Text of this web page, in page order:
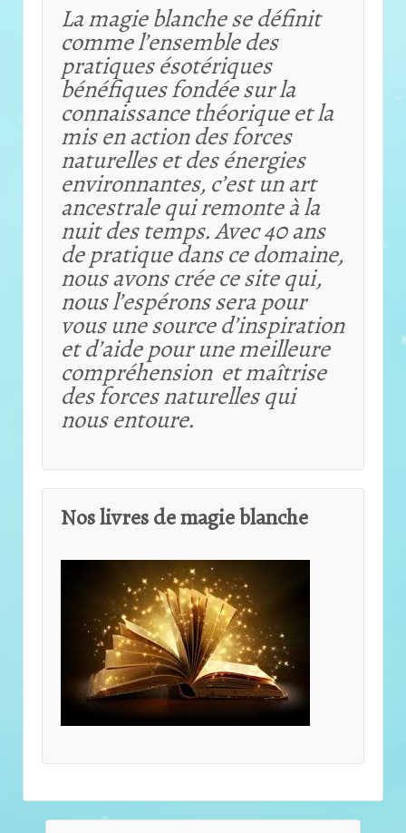
La magie blanche se définit
comme l’ensemble des
pratiques ésotériques
bénéfiques fondée sur la
connaissance théorique etla
mis en action des forces
naturelles et des énergies
environnantes, c’est un art
ancestrale qui remonte à la
nuit des temps. Avec 40 ans
de pratique dans ce domaine,
nous avons crée ce site qui,
nous l’espérons sera pour
vous une source d’inspiration
et d’aide pour une meilleure
compréhension et maîtrise
des forces naturelles qui
nous entoure.
Nos livres de magie blanche